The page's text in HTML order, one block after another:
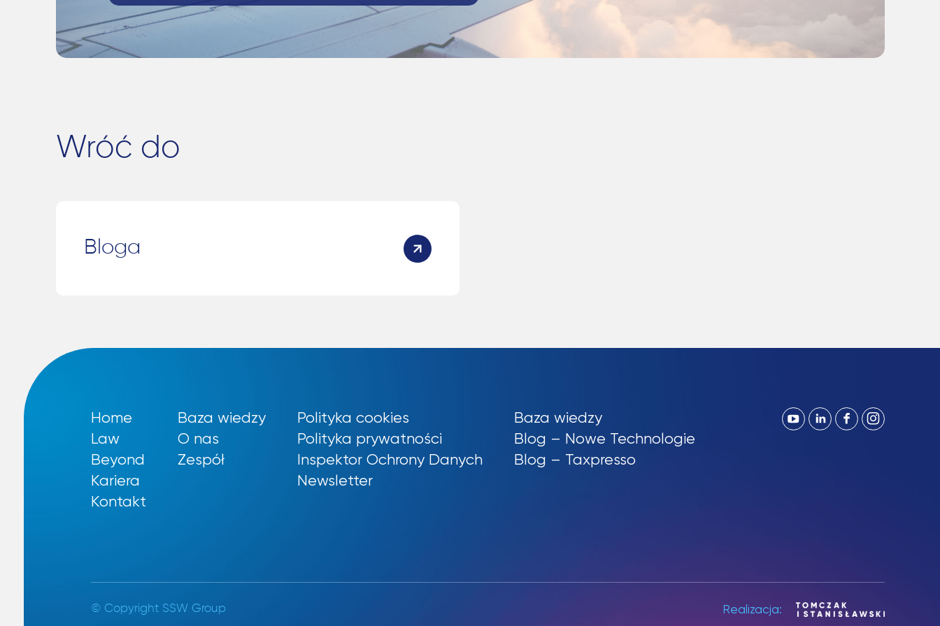
Wróć do
Bloga
Home
Law
Beyond
Kariera
Kontakt
Baza wiedzy
O nas
Zespół
Polityka cookies
Polityka prywatności
Inspektor Ochrony Danych
Newsletter
Baza wiedzy
Blog – Nowe Technologie
Blog – Taxpresso
© Copyright SSW Group Realizacja: